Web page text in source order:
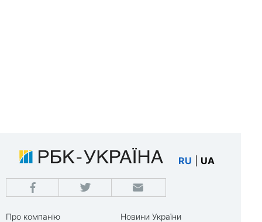
RU UA
Про компанію
Новини України